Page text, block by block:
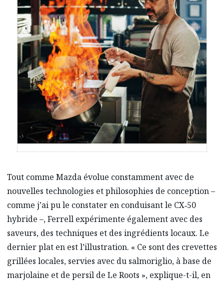
Tout comme Mazda évolue constamment avec de
nouvelles technologies et philosophies de conception –
comme j’ai pu le constater en conduisant le CX‑50
hybride –, Ferrell expérimente également avec des
saveurs, des techniques et des ingrédients locaux. Le
dernier plat en est l’illustration. « Ce sont des crevettes
grillées locales, servies avec du salmoriglio, à base de
marjolaine et de persil de Le Roots », explique-t-il, en